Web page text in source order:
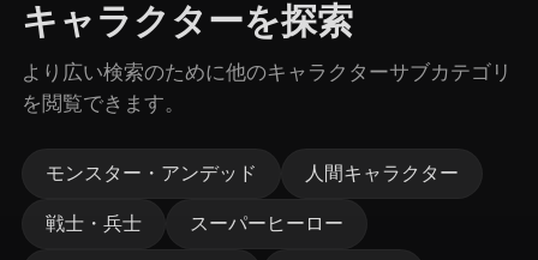
キャラクターを探索
より広い検索のために他のキャラクターサブカテゴリ
を閲覧できます。
モンスター・アンデッド 人間キャラクター
戦士・兵士 スーパーヒーロー